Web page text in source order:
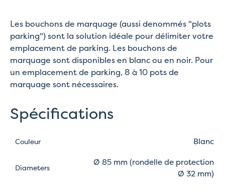
Les bouchons de marquage (aussi denommés "plots
parking") sont la solution idéale pour délimiter votre
emplacement de parking. Les bouchons de
marquage sont disponibles en blanc ou en noir. Pour
un emplacement de parking, 8 à 10 pots de
marquage sont nécessaires.
Spécifications
Couleur Blanc
Diameters
Ø 85 mm (rondelle de protection
Ø 32 mm)